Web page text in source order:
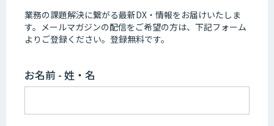
業務の課題解決に繋がる最新DX・情報をお届けいたしま
す。 メールマガジンの配信をご希望の方は、下記フォーム
よりご登録ください。登録無料です。
お名前 - 姓・名